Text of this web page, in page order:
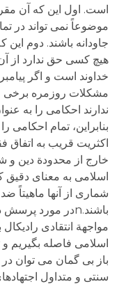
است. اول این که آن
موضوعاً نمی تواند در
جاودانه باشند. دوم
هیچ کسی حق ندارد از
خداوند است و اگر
مشکلات روزمره
ندارند احکامی را به
بنابراین، تمام احکامی
اکثریت قریب به اتفاق
خارج از محدودة دین و
اسلامی به معنای
شماری از آنها ماهیتاً
مواجهة انتقادی
اسلامی فاصله بگیریم
باز بی گمان می توان
سنتی و متداول